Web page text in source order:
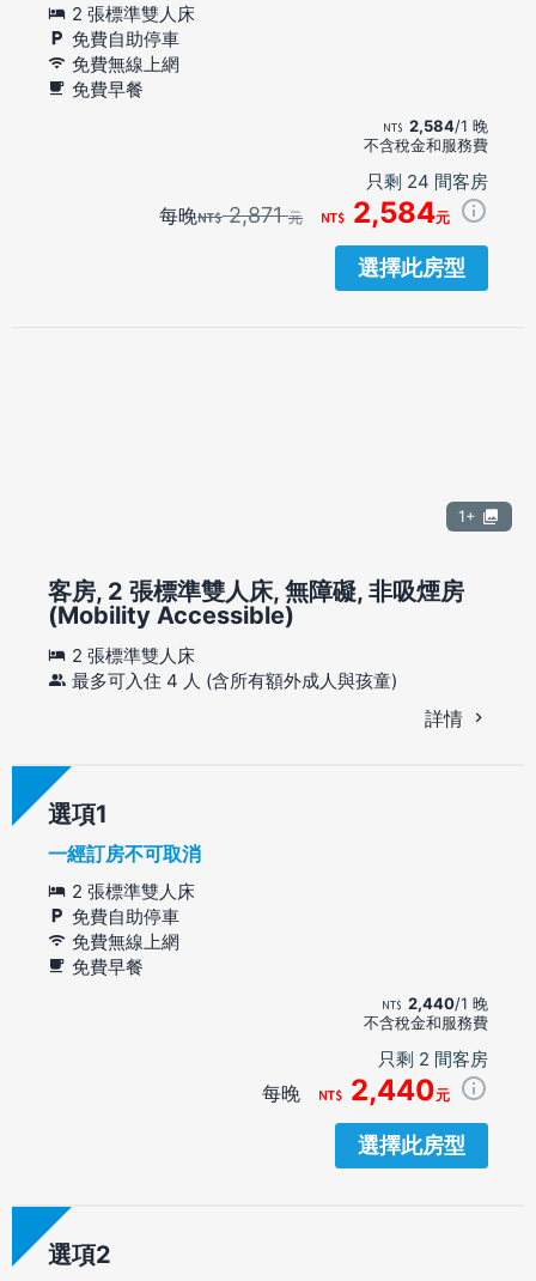
2 張標準雙人床
免費自助停車
免費無線上網
免費早餐
2,584/1 晚
不含稅金和服務費
只剩 24 間客房
每晚 2,871元 2,584元
選擇此房型
1+
客房, 2 張標準雙人床, 無障礙, 非吸煙房
(Mobility Accessible)
2 張標準雙人床
最多可入住 4 人 (含所有額外成人與孩童)
詳情
選項
一經訂房不可取消
2 張標準雙人床
免費自助停車
免費無線上網
免費早餐
2,440/1 晚
不含稅金和服務費
只剩 2 間客房
每晚 2,440元
選擇此房型
選項